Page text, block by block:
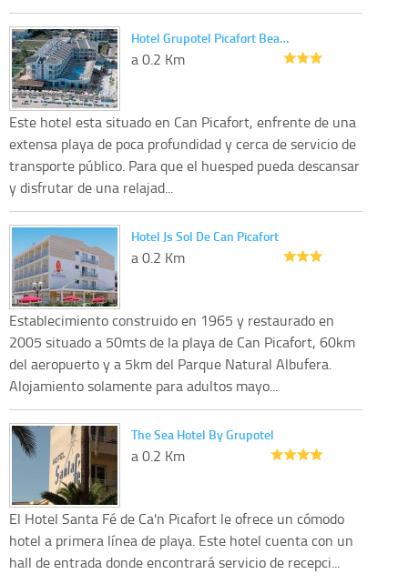
Hotel Grupotel Picafort Bea…
a 0.2 Km
Este hotel esta situado en Can Picafort, enfrente de una
extensa playa de poca profundidad y cerca de servicio de
transporte público. Para que el huesped pueda descansar
y disfrutar de una relajad...
Hotel Js Sol De Can Picafort
a 0.2 Km
Establecimiento construido en 1965 y restaurado en
2005 situado a 50mts de la playa de Can Picafort, 60km
del aeropuerto y a 5km del Parque Natural Albufera.
Alojamiento solamente para adultos mayo...
The Sea Hotel By Grupotel
a 0.2 Km
El Hotel Santa Fé de Ca'n Picafort le ofrece un cómodo
hotel a primera línea de playa. Este hotel cuenta con un
hall de entrada donde encontrará servicio de recepci...